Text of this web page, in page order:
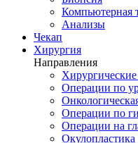
Компьютерная
Анализы
Чекап
Хирургия
Направления
Операции по
Операции по
Операции на
Окулопластика